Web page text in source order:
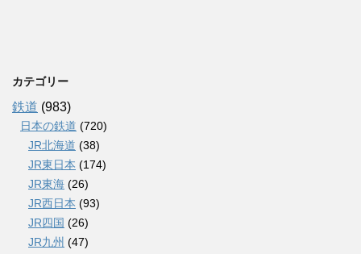
カテゴリー
鉄道 (983)
日本の鉄道 (720)
JR北海道 (38)
JR東日本 (174)
JR東海 (26)
JR西日本 (93)
JR四国 (26)
JR九州 (47)